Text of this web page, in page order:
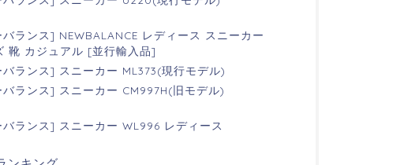
ランス] NEWBALANCE レディース スニーカー
靴 カジュアル [並行輸入品]
ランス] スニーカー ML373(現行モデル)
ランス] スニーカー CM997H(旧モデル)
ランス] スニーカー WL996 レディース